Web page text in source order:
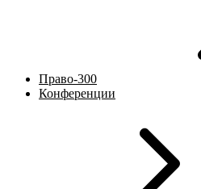
Право-300
Конференции